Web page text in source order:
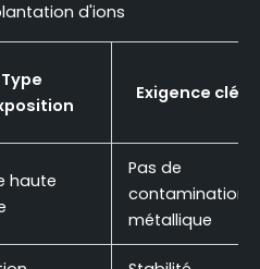
d'ions
Type
Exigence clé
haute
Pas de
contamination
métallique